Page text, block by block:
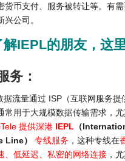
货币支付、服务被转让等。有
兴公司。
解IEPL的朋友，这
务 ：
据流量通过 ISP（互联网服务提
常用于大规模数据传输需求，
提供深港 IEPL （
Line）
专线服务 ，这种专线在
、低延迟、私密的网络连接 ，